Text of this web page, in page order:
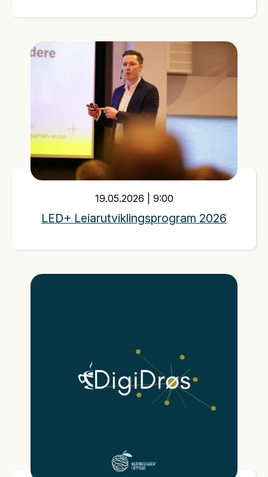
19.05.2026 9:00
LED+ Leiarutviklingsprogram 2026